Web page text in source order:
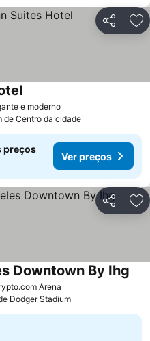
Partilhar
e moderno
de Centro da cidade
preços
Ver preços
Partilhar
Arena
Downtown By Ihg
Dodger Stadium